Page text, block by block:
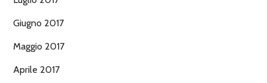
Giugno 2017
Maggio 2017
Aprile 2017